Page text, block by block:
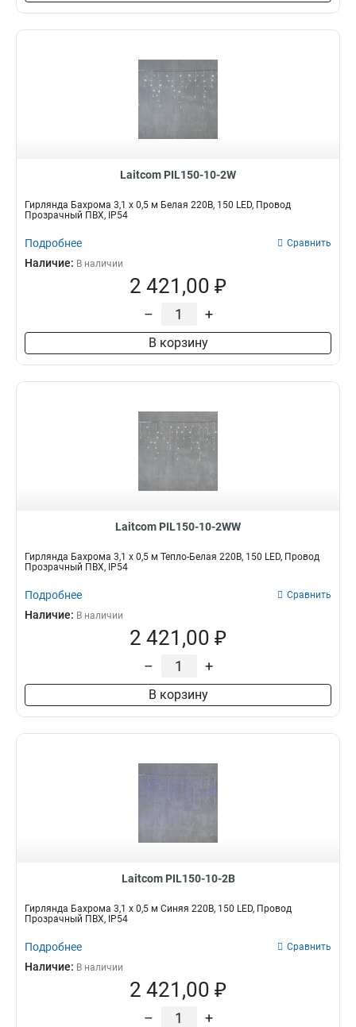
Laitcom PIL150-10-2W
Гирлянда Бахрома 3,1 x 0,5 м Белая 220В, 150 LED, Провод
Прозрачный ПВХ, IP54
Подробнее Сравнить
Наличие: В наличии
2 421,00 ₽
– +
В корзину
Laitcom PIL150-10-2WW
Гирлянда Бахрома 3,1 x 0,5 м Тепло-Белая 220В, 150 LED, Провод
Прозрачный ПВХ, IP54
Подробнее Сравнить
Наличие: В наличии
2 421,00 ₽
– +
В корзину
Laitcom PIL150-10-2B
Гирлянда Бахрома 3,1 x 0,5 м Синяя 220В, 150 LED, Провод
Прозрачный ПВХ, IP54
Подробнее Сравнить
Наличие: В наличии
2 421,00 ₽
– +